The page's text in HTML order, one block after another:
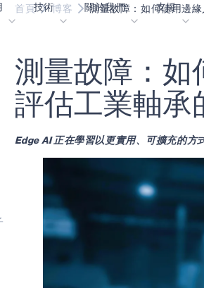
控器
庭和建築
備
技術
blueSPOT
graphiqSPOT
neuralSPOT
secureSPOT
turboSPOT
關於我們
部落格
職業
讓我們共同建設未來
活動
投資者關係
合作成功亮點
支援
內容入口網
詞彙表
線上支援
我們的合作
影像資料庫
購買地點
首頁 博客 測量故障：如何使用邊
測 量故 障 ： 如
評估工業軸承
Edge AI 正在學習以更實用、可擴充的方